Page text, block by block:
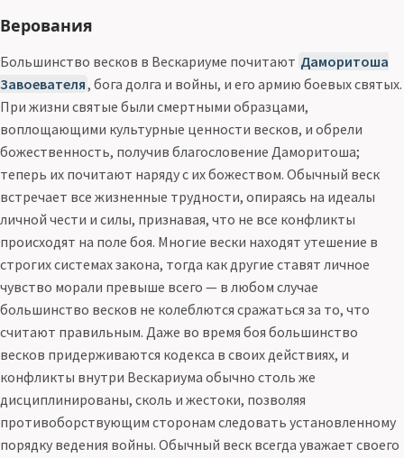
Верования
Большинство весков в Вескариуме почитают Даморитоша
Завоевателя, бога долга и войны, и его армию боевых святых.
При жизни святые были смертными образцами,
воплощающими культурные ценности весков, и обрели
божественность, получив благословение Даморитоша;
теперь их почитают наряду с их божеством. Обычный веск
встречает все жизненные трудности, опираясь на идеалы
личной чести и силы, признавая, что не все конфликты
происходят на поле боя. Многие вески находят утешение в
строгих системах закона, тогда как другие ставят личное
чувство морали превыше всего — в любом случае
большинство весков не колеблются сражаться за то, что
считают правильным. Даже во время боя большинство
весков придерживаются кодекса в своих действиях, и
конфликты внутри Вескариума обычно столь же
дисциплинированы, сколь и жестоки, позволяя
противоборствующим сторонам следовать установленному
порядку ведения войны. Обычный веск всегда уважает своего